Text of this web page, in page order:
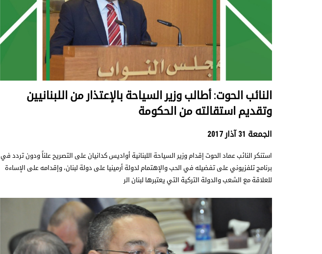
النائب الحوت: أطالب وزير السياحة بالإعتذار من اللبنانيين
وتقديم استقالته من الحكومة
الجمعة 31 آذار 2017
استنكر النائب عماد الحوت إقدام وزير السياحة اللبنانية أواديس كدانيان على التصريح علناً ودون تردد في
برنامج تلفزيوني على تفضيله في الحب والإهتمام لدولة أرمينيا على دولة لبنان، وإقدامه على الإساءة
للعلاقة مع الشعب والدولة التركية التي يعتبرها لبنان الر